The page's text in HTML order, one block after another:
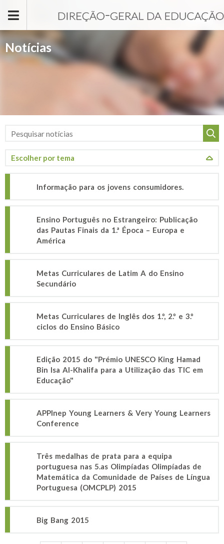
Notícias
Informação para os jovens consumidores.
Ensino Português no Estrangeiro: Publicação
das Pautas Finais da 1.ª Época – Europa e
América
Metas Curriculares de Latim A do Ensino
Secundário
Metas Curriculares de Inglês dos 1.º, 2.º e 3.º
ciclos do Ensino Básico
Edição 2015 do "Prémio UNESCO King Hamad
Bin Isa Al-Khalifa para a Utilização das TIC em
Educação"
APPInep Young Learners & Very Young Learners
Conference
Três medalhas de prata para a equipa
portuguesa nas 5.as Olimpíadas Olimpíadas de
Matemática da Comunidade de Países de Língua
Portuguesa (OMCPLP) 2015
Big Bang 2015